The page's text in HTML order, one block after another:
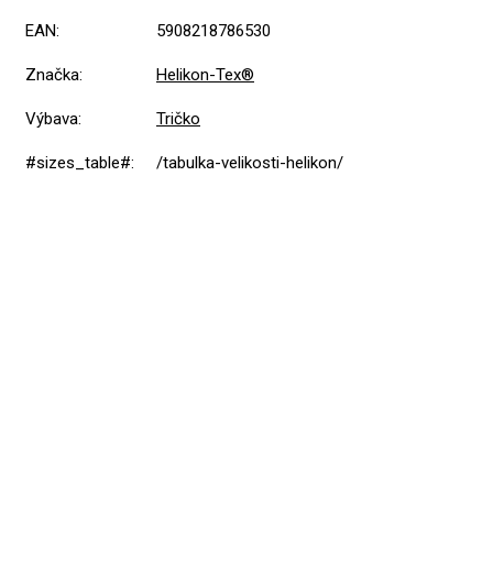
EAN: 5908218786530
Značka: Helikon-Tex®
Výbava: Tričko
#sizes_table#: /tabulka-velikosti-helikon/